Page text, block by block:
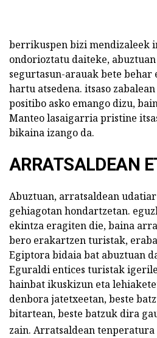
berrikuspen bizi mendizaleek
ondorioztatu daiteke,
segurtasun-arauak bete behar
hartu atsedena. itsaso
positibo asko emango dizu,
Manteo lasaigarria pristine
bikaina izango da.
ARRATSALDEAN
Abuztuan, arratsaldean
gehiagotan hondartzetan.
ekintza eragiten die, baina
bero erakartzen turistak,
Egiptora bidaia bat abuztuan
Eguraldi entices turistak
hainbat ikuskizun eta
denbora jatetxeetan, beste
bitartean, beste batzuk dira
zain. Arratsaldean tenperatura